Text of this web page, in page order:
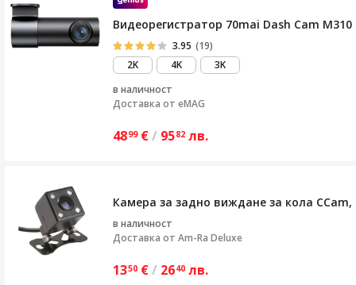
Видеорегистратор 70mai Dash Cam
3.95 (19)
2K
4K
3K
в наличност
Доставка от eMAG
4899 €/ 9582 лв.
Камера за задно виждане за кола CCam,
в наличност
Доставка от Am-Ra Deluxe
1350 €/ 2640 лв.